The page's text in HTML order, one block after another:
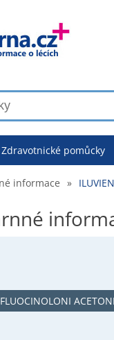
Zdravotnické pomůcky
informace »